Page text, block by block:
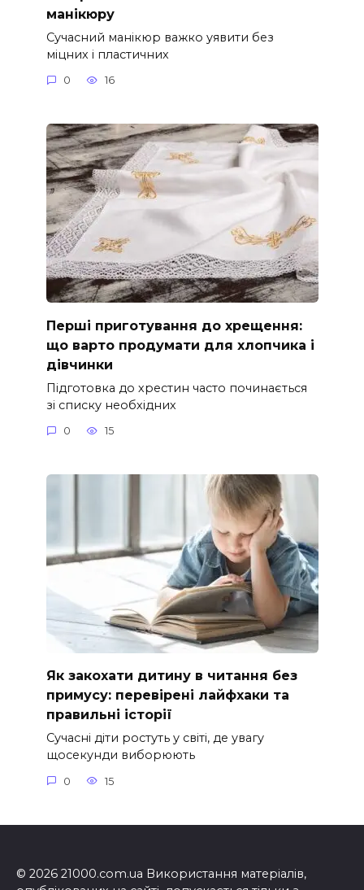
манікюру
Сучасний манікюр важко уявити без
міцних і пластичних
0 16
Перші приготування до хрещення:
що варто продумати для хлопчика і
дівчинки
Підготовка до хрестин часто починається
зі списку необхідних
0 15
Як закохати дитину в читання без
примусу: перевірені лайфхаки та
правильні історії
Сучасні діти ростуть у світі, де увагу
щосекунди виборюють
0 15
© 2026 21000.com.ua Використання матеріалів,